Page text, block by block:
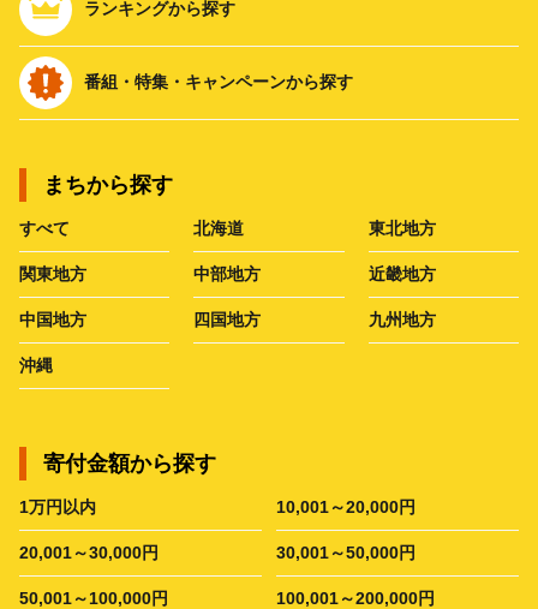
ランキングから探す
番組・特集・キャンペーンから探す
まちから探す
すべて 北海道 東北地方
関東地方 中部地方 近畿地方
中国地方 四国地方 九州地方
沖縄
寄付金額から探す
1万円以内 10,001～20,000円
20,001～30,000円 30,001～50,000円
50,001～100,000円 100,001～200,000円